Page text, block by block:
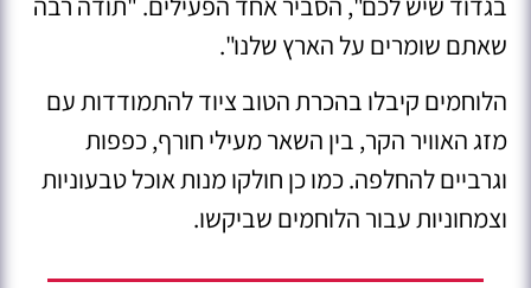
שאתם שומרים על הארץ שלנו".
הלוחמים קיבלו בהכרת הטוב ציוד להתמודדות עם
מזג האוויר הקר, בין השאר מעילי חורף, כפפות
וגרביים להחלפה. כמו כן חולקו מנות אוכל טבעוניות
וצמחוניות עבור הלוחמים שביקשו.